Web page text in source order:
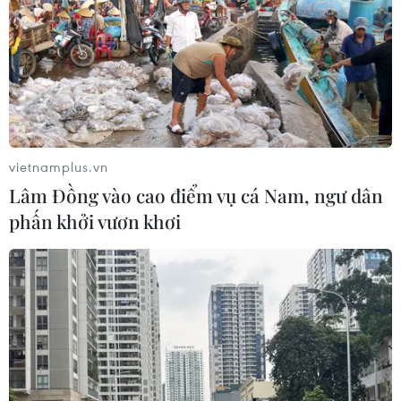
Bộ Y tế đề xuất 8 nhóm chính sách
trong sửa đổi Luật hiến, ghép mô,
tạng
03/08/2026 14:44
Quảng Ninh chấm dứt cơ sở giết mổ
động vật không đủ điều kiện trước
31/10
03/08/2026 11:31
Bệnh viện hạng đặc biệt cơ sở Ninh
Bình khẳng định "cánh tay nối dài"
hiệu quả
vietnamplus.vn
Lâm Đồng vào cao điểm vụ cá Nam, ngư dân
phấn khởi vươn khơi